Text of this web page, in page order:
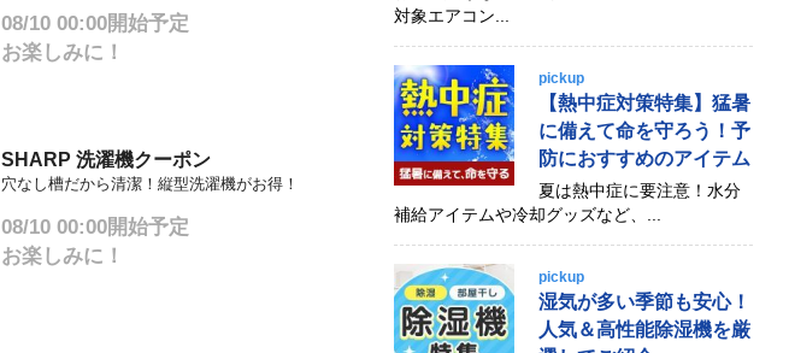
08/10 00:00開始予定
お楽しみに！
SHARP 洗濯機クーポン
穴なし槽だから清潔！縦型洗濯機がお得！
08/10 00:00開始予定
お楽しみに！
対象エアコン...
pickup
【熱中症対策特集】猛暑
に備えて命を守ろう！予
防におすすめのアイテム
夏は熱中症に要注意！水分
補給アイテムや冷却グッズなど、...
pickup
湿気が多い季節も安心！
人気＆高性能除湿機を厳